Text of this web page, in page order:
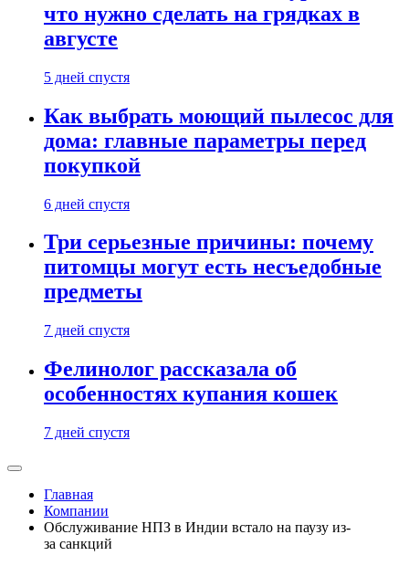
что нужно сделать на грядках в
августе
5 дней спустя
Как выбрать моющий пылесос для
дома: главные параметры перед
покупкой
6 дней спустя
Три серьезные причины: почему
питомцы могут есть несъедобные
предметы
7 дней спустя
Фелинолог рассказала об
особенностях купания кошек
7 дней спустя
Главная
Компании
Обслуживание НПЗ в Индии встало на паузу из-
за санкций